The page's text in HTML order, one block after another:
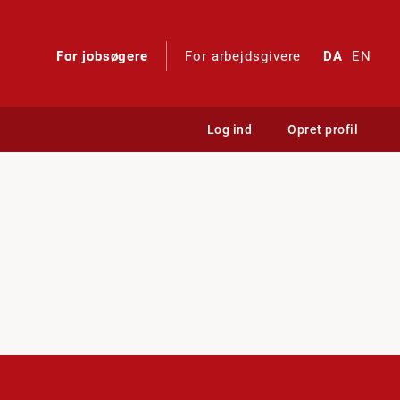
For jobsøgere For arbejdsgivere DA EN
Log ind Opret profil